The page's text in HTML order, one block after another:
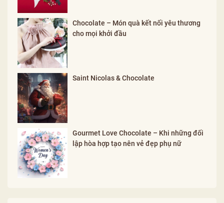
Chocolate – Món quà kết nối yêu thương
cho mọi khởi đầu
Saint Nicolas & Chocolate
Gourmet Love Chocolate – Khi những đối
lập hòa hợp tạo nên vẻ đẹp phụ nữ